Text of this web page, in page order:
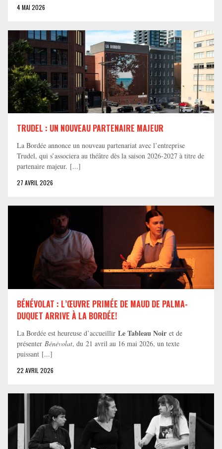
4 MAI 2026
TRUDEL : UN NOUVEAU PARTENAIRE MAJEUR
La Bordée annonce un nouveau partenariat avec l’entreprise
Trudel, qui s’associera au théâtre dès la saison 2026-2027 à titre de
partenaire majeur. [...]
27 AVRIL 2026
BÉNÉVOLAT : L’ŒUVRE PRIMÉE DE MAUD DE PALMA-
DUQUET ARRIVE À LA BORDÉE!
La Bordée est heureuse d’accueillir Le Tableau Noir et de
présenter Bénévolat, du 21 avril au 16 mai 2026, un texte
puissant [...]
22 AVRIL 2026